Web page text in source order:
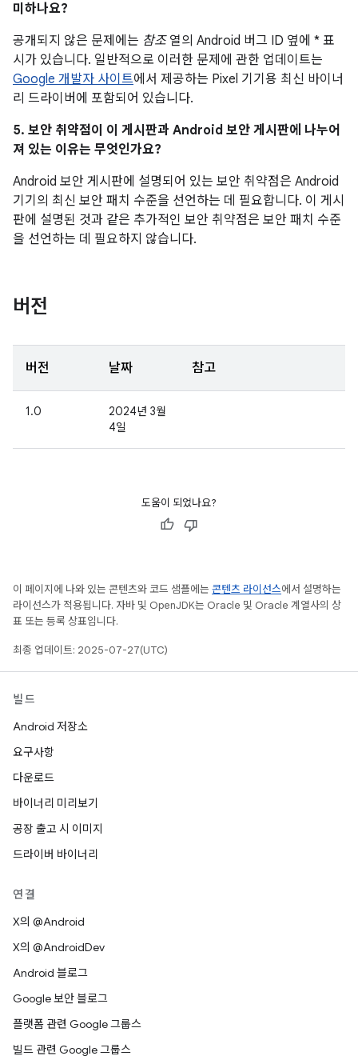
미하나요?
공개되지 않은 문제에는 참조열의 Android 버그 ID 옆에 * 표
시가 있습니다. 일반적으로 이러한 문제에 관한 업데이트는
Google 개발자 사이트에서 제공하는 Pixel 기기용 최신 바이너
리 드라이버에 포함되어 있습니다.
5. 보안 취약점이 이 게시판과 Android 보안 게시판에 나누어
져 있는 이유는 무엇인가요?
Android 보안 게시판에 설명되어 있는 보안 취약점은 Android
기기의 최신 보안 패치 수준을 선언하는 데 필요합니다. 이 게시
판에 설명된 것과 같은 추가적인 보안 취약점은 보안 패치 수준
을 선언하는 데 필요하지 않습니다.
버전
버전 날짜 참고
1.0
2024년 3월
4일
도움이 되었나요?
이 페이지에 나와 있는 콘텐츠와 코드 샘플에는 콘텐츠 라이선스에서 설명하는
라이선스가 적용됩니다. 자바 및 OpenJDK는 Oracle 및 Oracle 계열사의 상
표 또는 등록 상표입니다.
최종 업데이트: 2025-07-27(UTC)
빌드
Android 저장소
요구사항
다운로드
바이너리 미리보기
공장 출고 시 이미지
드라이버 바이너리
연결
X의 @Android
X의 @AndroidDev
Android 블로그
Google 보안 블로그
플랫폼 관련 Google 그룹스
빌드 관련 Google 그룹스